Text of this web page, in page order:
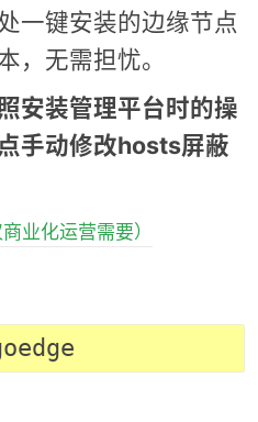
一键安装的边缘节点
，无需担忧。
安装管理平台时的操
手动修改hosts屏蔽
业化运营需要）